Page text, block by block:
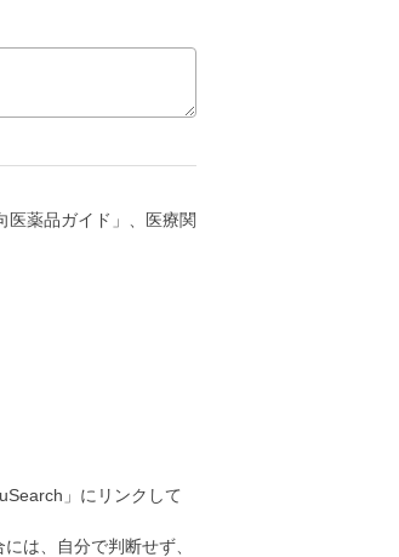
医薬品ガイド」、医療関
」にリンクして
は、自分で判断せず、